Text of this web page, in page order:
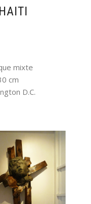
mixte
cm
D.C.